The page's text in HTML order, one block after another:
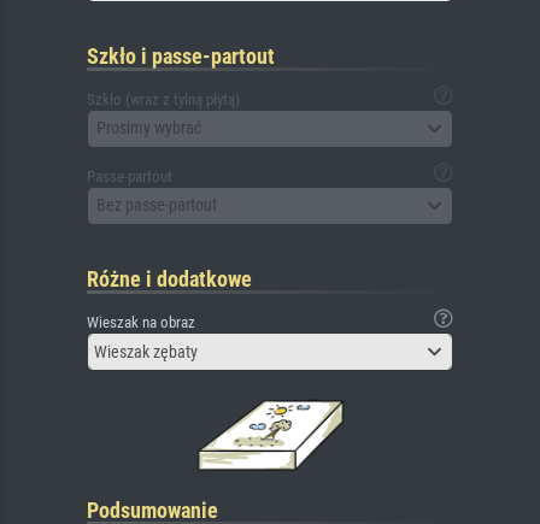
Szkło i passe-partout
Szkło (wraz z tylną płytą)
Prosimy wybrać
Passe-partout
Bez passe-partout
Różne i dodatkowe
Wieszak na obraz
Wieszak zębaty
Podsumowanie